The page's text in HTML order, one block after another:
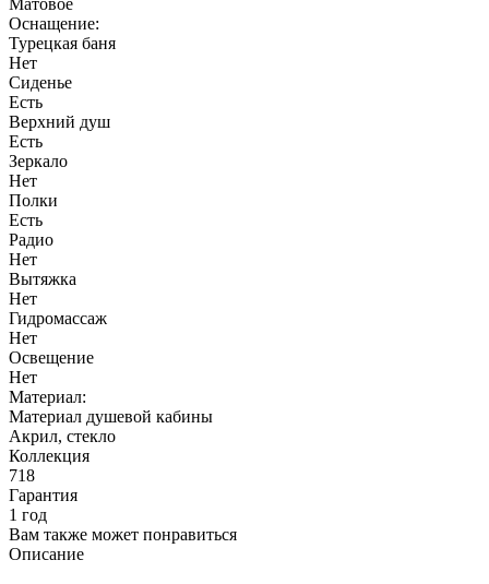
Оснащение:
Турецкая баня
Нет
Сиденье
Есть
Верхний душ
Есть
Зеркало
Нет
Полки
Есть
Радио
Нет
Вытяжка
Нет
Гидромассаж
Нет
Освещение
Нет
Материал:
Материал душевой кабины
Акрил, стекло
Коллекция
718
Гарантия
1 год
Вам также может понравиться
Описание